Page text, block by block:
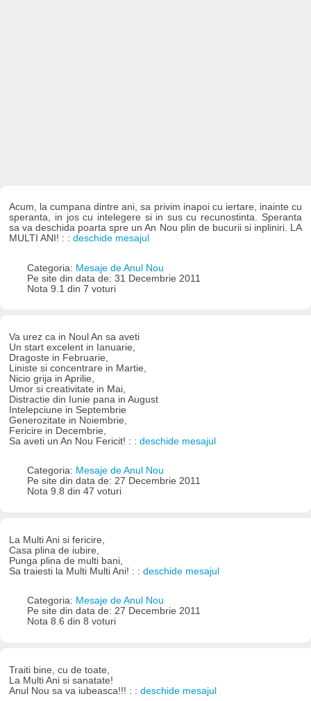
Acum, la cumpana dintre ani, sa privim inapoi cu iertare, inainte cu
speranta, in jos cu intelegere si in sus cu recunostinta. Speranta
sa va deschida poarta spre un An Nou plin de bucurii si inpliniri. LA
MULTI ANI! : :deschide mesajul
Categoria: Mesaje de Anul Nou
Pe site din data de: 31 Decembrie 2011
Nota 9.1 din 7 voturi
Va urez ca in Noul An sa aveti
Un start excelent in Ianuarie,
Dragoste in Februarie,
Liniste si concentrare in Martie,
Nicio grija in Aprilie,
Umor si creativitate in Mai,
Distractie din Iunie pana in August
Intelepciune in Septembrie
Generozitate in Noiembrie,
Fericire in Decembrie,
Sa aveti un An Nou Fericit! : :deschide mesajul
Categoria: Mesaje de Anul Nou
Pe site din data de: 27 Decembrie 2011
Nota 9.8 din 47 voturi
La Multi Ani si fericire,
Casa plina de iubire,
Punga plina de multi bani,
Sa traiesti la Multi Multi Ani! : :deschide mesajul
Categoria: Mesaje de Anul Nou
Pe site din data de: 27 Decembrie 2011
Nota 8.6 din 8 voturi
Traiti bine, cu de toate,
La Multi Ani si sanatate!
Anul Nou sa va iubeasca!!! : :deschide mesajul